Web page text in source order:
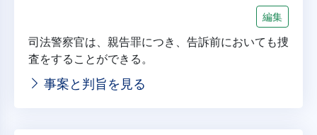
編集
司法警察官は、親告罪につき、告訴前においても捜
査をすることができる。
事案と判旨を見る